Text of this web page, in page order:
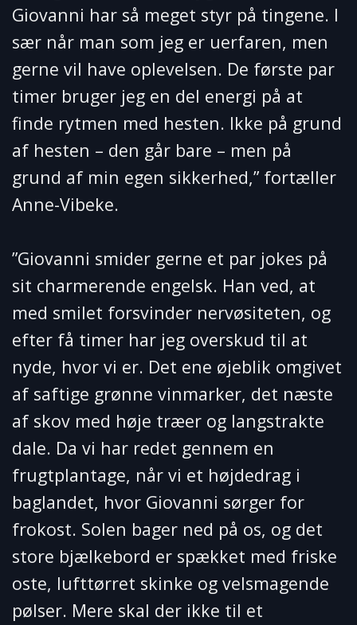
Giovanni har så meget styr på tingene. I
sær når man som jeg er uerfaren, men
gerne vil have oplevelsen. De første par
timer bruger jeg en del energi på at
finde rytmen med hesten. Ikke på grund
af hesten – den går bare – men på
grund af min egen sikkerhed,” fortæller
Anne-Vibeke.
”Giovanni smider gerne et par jokes på
sit charmerende engelsk. Han ved, at
med smilet forsvinder nervøsiteten, og
efter få timer har jeg overskud til at
nyde, hvor vi er. Det ene øjeblik omgivet
af saftige grønne vinmarker, det næste
af skov med høje træer og langstrakte
dale. Da vi har redet gennem en
frugtplantage, når vi et højdedrag i
baglandet, hvor Giovanni sørger for
frokost. Solen bager ned på os, og det
store bjælkebord er spækket med friske
oste, lufttørret skinke og velsmagende
pølser. Mere skal der ikke til et